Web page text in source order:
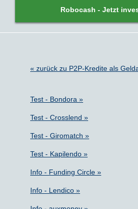
Robocash - Jetzt
« zurück zu P2P-Kredite als
Test - Bondora »
Test - Crosslend »
Test - Giromatch »
Test - Kapilendo »
Info - Funding Circle »
Info - Lendico »